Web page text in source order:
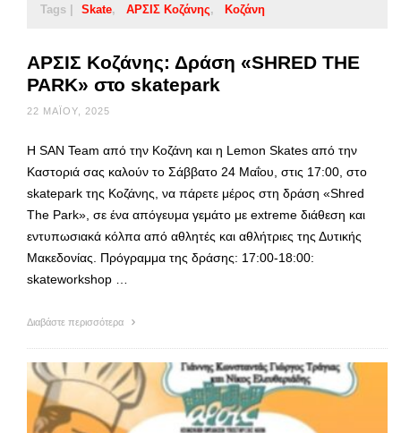
Tags | Skate ΑΡΣΙΣ Κοζάνης Κοζάνη
ΑΡΣΙΣ Κοζάνης: Δράση «SHRED THE
PARK» στο skatepark
22 ΜΑΪ́ΟΥ, 2025
Η SΑΝ Team από την Κοζάνη και η Lemon Skates από την
Καστοριά σας καλούν το Σάββατο 24 Μαΐου, στις 17:00, στο
skatepark της Κοζάνης, να πάρετε μέρος στη δράση «Shred
The Park», σε ένα απόγευμα γεμάτο με extreme διάθεση και
εντυπωσιακά κόλπα από αθλητές και αθλήτριες της Δυτικής
Μακεδονίας. Πρόγραμμα της δράσης: 17:00-18:00:
skateworkshop …
Διαβάστε περισσότερα